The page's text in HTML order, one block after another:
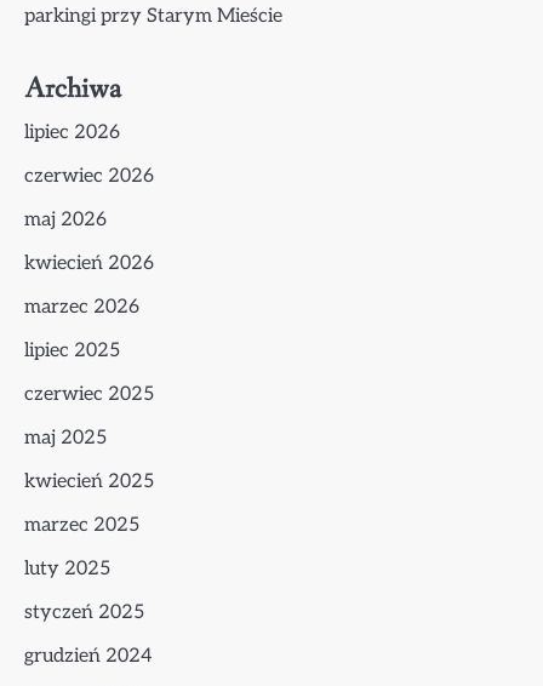
parkingi przy Starym Mieście
Archiwa
lipiec 2026
czerwiec 2026
maj 2026
kwiecień 2026
marzec 2026
lipiec 2025
czerwiec 2025
maj 2025
kwiecień 2025
marzec 2025
luty 2025
styczeń 2025
grudzień 2024